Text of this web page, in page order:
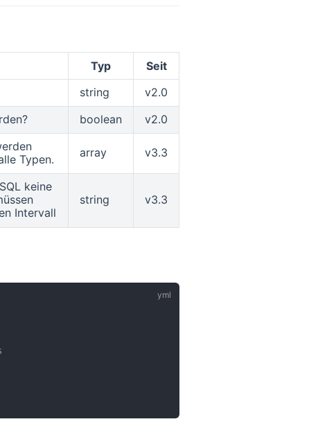
Typ Seit
string v2.0
boolean v2.0
Typen.
array v3.3
keine
Intervall
string v3.3